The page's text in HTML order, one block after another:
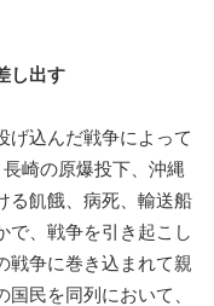
し出す
込んだ戦争によって
崎の原爆投下、沖縄
る飢餓、病死、輸送船
で、戦争を引き起こし
戦争に巻き込まれて親
民を同列において、